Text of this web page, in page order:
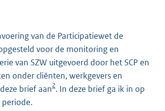
van de Participatiewet de
voor de monitoring en
van SZW uitgevoerd door het SCP en
onder cliënten, werkgevers en
brief aan2. In deze brief ga ik in op